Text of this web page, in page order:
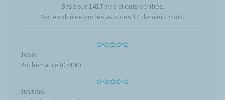
Basé sur 1417avis clients vérifiés.
Note calculée sur les avis des 12 derniers mois.
Jean.
Rochemaure (07400)
Justine.